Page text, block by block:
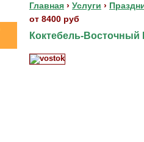
Главная › Услуги ›
от 8400 руб
Коктебель-Восточный